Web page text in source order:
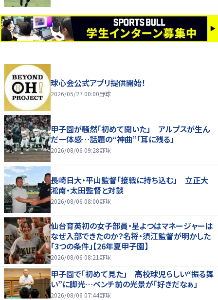
球心会公式アプリ提供開始！
2026/05/27 00:00野球
甲子園が騒然「初めて聞いた」 アルプスが生ん
だ一体感…話題の“神曲”「耳に残る」
2026/08/06 09:28野球
長崎日大・平山監督「接戦に持ち込む」 立正大
淞南・太田監督と対談
2026/08/06 08:00野球
仙台育英初の女子部員・星よつはマネージャーは
なぜ入部できたのか？名将・須江監督が明かした
「3つの条件」【26年夏甲子園】
2026/08/06 08:21 野球
甲子園で「初めて見た」 高校球児らしい“振る舞
い”に脚光…ベンチ前の光景が「好きだなぁ」
2026/08/06 07:44野球